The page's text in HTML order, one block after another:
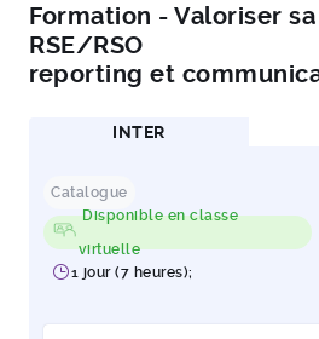
Formation - Valoriser
RSE/RSO
reporting et
INTER
Catalogue
Disponible en classe
virtuelle
1 jour (7 heures);